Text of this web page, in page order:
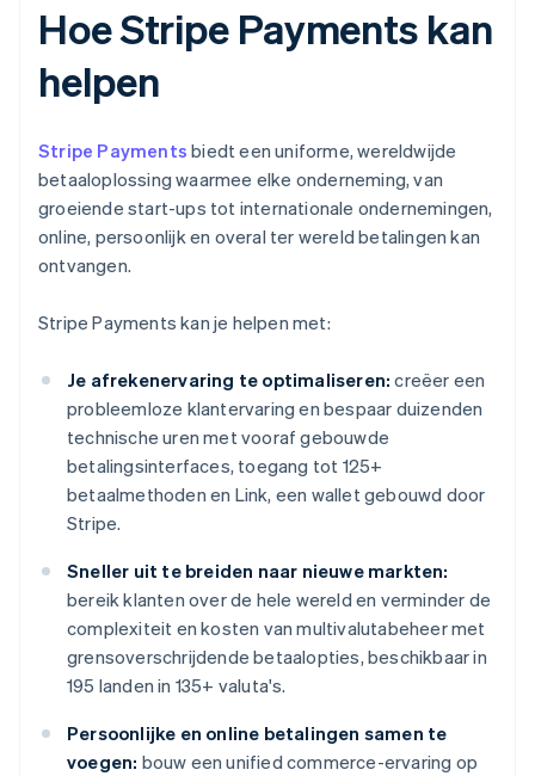
Hoe Stripe Payments kan
helpen
Stripe Payments biedt een uniforme, wereldwijde
betaaloplossing waarmee elke onderneming, van
groeiende start-ups tot internationale ondernemingen,
online, persoonlijk en overal ter wereld betalingen kan
ontvangen.
Stripe Payments kan je helpen met:
Je afrekenervaring te optimaliseren: creëer een
probleemloze klantervaring en bespaar duizenden
technische uren met vooraf gebouwde
betalingsinterfaces, toegang tot 125+
betaalmethoden en Link, een wallet gebouwd door
Stripe.
Sneller uit te breiden naar nieuwe markten:
bereik klanten over de hele wereld en verminder de
complexiteit en kosten van multivalutabeheer met
grensoverschrijdende betaalopties, beschikbaar in
195 landen in 135+ valuta's.
Persoonlijke en online betalingen samen te
voegen: bouw een unified commerce-ervaring op